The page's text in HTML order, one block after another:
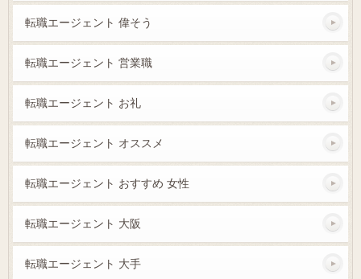
転職エージェント 偉そう
転職エージェント 営業職
転職エージェント お礼
転職エージェント オススメ
転職エージェント おすすめ 女性
転職エージェント 大阪
転職エージェント 大手